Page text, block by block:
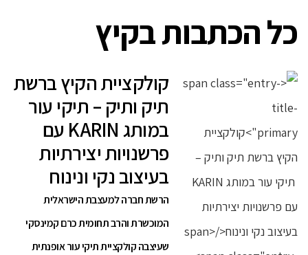
כל הכתבות בקיץ
קולקציית הקיץ ברשת
תיק ותיק – תיקי עור
במותג KARIN עם
פרשנויות יצירתיות
בעיצוב נקי ונינוח
הרשת חברה למעצבת הישראלית
המוכשרת והרב תחומית כרם קמינסקי
שעיצבה קולקציית תיקי עור אופנתית